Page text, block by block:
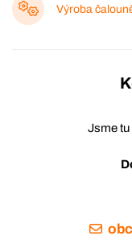
Výroba
Jsme